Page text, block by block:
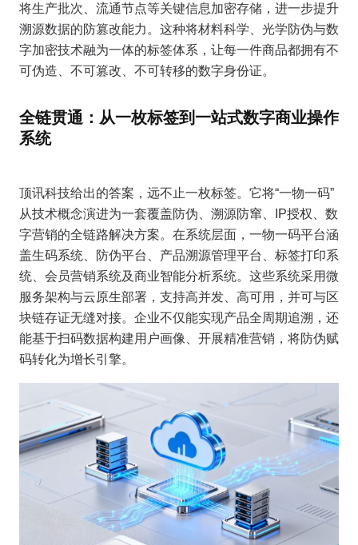
将生产批次、流通节点等关键信息加密存储，进一步提升
溯源数据的防篡改能力。这种将材料科学、光学防伪与数
字加密技术融为一体的标签体系，让每一件商品都拥有不
可伪造、不可篡改、不可转移的数字身份证。
全链贯通：从一枚标签到一站式数字商业操作
系统
顶讯科技给出的答案，远不止一枚标签。它将“一物一码”
从技术概念演进为一套覆盖防伪、溯源防窜、IP授权、数
字营销的全链路解决方案。在系统层面，一物一码平台涵
盖生码系统、防伪平台、产品溯源管理平台、标签打印系
统、会员营销系统及商业智能分析系统。这些系统采用微
服务架构与云原生部署，支持高并发、高可用，并可与区
块链存证无缝对接。企业不仅能实现产品全周期追溯，还
能基于扫码数据构建用户画像、开展精准营销，将防伪赋
码转化为增长引擎。